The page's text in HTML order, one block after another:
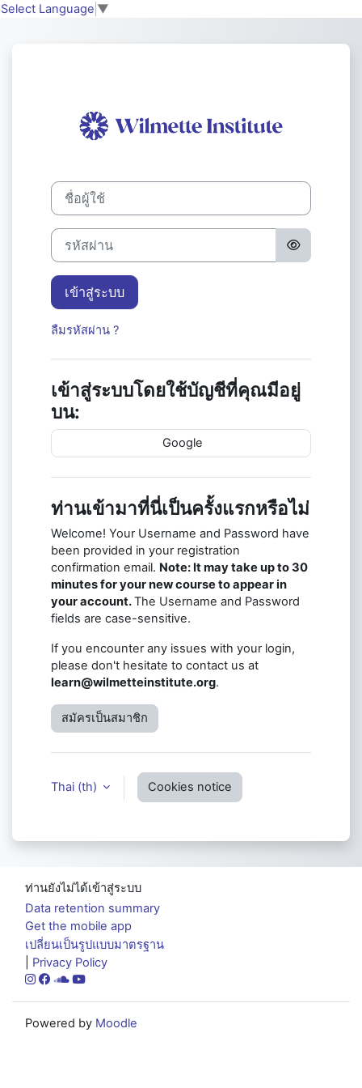
ข้ามไปที่เนื้อหาหลัก
Select Language ▼
ชื่อผู้ใช้
รหัสผ่าน
เข้าสู่ระบบ
ลืมรหัสผ่าน ?
เข้าสู่ระบบโดยใช้บัญชีที่คุณมีอยู่
บน:
Google
ท่านเข้ามาที่นี่เป็นครั้งแรกหรือไม่
Welcome! Your Username and Password have
been provided in your registration
confirmation email. Note: It may take up to 30
minutes for your new course to appear in
your account.The Username and Password
fields are case-sensitive.
If you encounter any issues with your login,
please don't hesitate to contact us at
learn@wilmetteinstitute.org.
สมัครเป็นสมาชิก
Thai ‎(th)‎ Cookies notice
ท่านยังไม่ได้เข้าสู่ระบบ
Data retention summary
Get the mobile app
เปลี่ยนเป็นรูปแบบมาตรฐาน
Privacy Policy
Powered by Moodle